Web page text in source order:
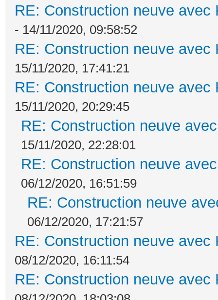
RE: Construction neuve avec
- 14/11/2020, 09:58:52
RE: Construction neuve avec
15/11/2020, 17:41:21
RE: Construction neuve avec
15/11/2020, 20:29:45
RE: Construction neuve
15/11/2020, 22:28:01
RE: Construction neuve
06/12/2020, 16:51:59
RE: Construction neuve
06/12/2020, 17:21:57
RE: Construction neuve avec
08/12/2020, 16:11:54
RE: Construction neuve avec